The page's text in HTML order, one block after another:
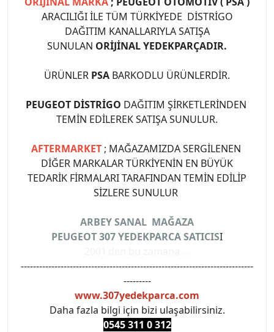
ARACILIĞI İLE TÜM TÜRKİYEDE DİSTRİGO
DAĞITIM KANALLARIYLA SATIŞA
SUNULAN ORİJİNAL YEDEKPARÇADIR.
ÜRÜNLER PSA BARKODLU ÜRÜNLERDİR.
PEUGEOT DİSTRİGO DAĞITIM ŞİRKETLERİNDEN
TEMİN EDİLEREK SATIŞA SUNULUR.
AFTERMARKET ; MAĞAZAMIZDA SERGİLENEN
DİĞER MARKALAR TÜRKİYENİN EN BÜYÜK
TEDARİK FİRMALARI TARAFINDAN TEMİN EDİLİP
SİZLERE SUNULUR
ARBEY SANAL MAĞAZA
PEUGEOT 307 YEDEKPARCA SATICISI
----------------------------------------------------------------------------
---------
www.307yedekparca.com
Daha fazla bilgi için bizi ulaşabilirsiniz.
0545 311 0 312